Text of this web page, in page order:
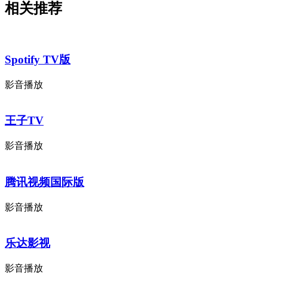
相关推荐
Spotify TV版
影音播放
王子TV
影音播放
腾讯视频国际版
影音播放
乐达影视
影音播放